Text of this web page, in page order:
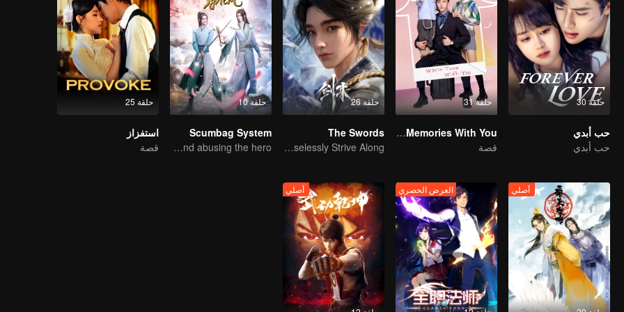
حلقة 30
حب أبدي
حب أبدي
حلقة 31
My Memories With You
قصة
حلقة 26
The Swords
As the Heaven's Movement Is Ever-Vigorous, So Must a Gentleman Ceaselessly Strive Along
حلقة 10
Scumbag System
An ordinary youth crossing as a villain into the book and abusing the hero!
حلقة 25
استفزاز
قصة
أصلي العرض الحصري أصلي